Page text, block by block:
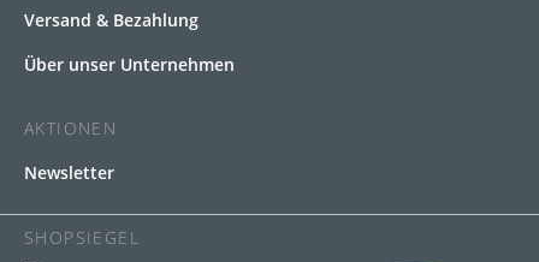
Versand & Bezahlung
Über unser Unternehmen
AKTIONEN
Newsletter
SHOPSIEGEL